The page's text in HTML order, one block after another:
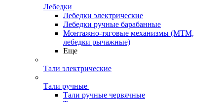
Лебедки
Лебедки электрические
Лебедки ручные барабанные
Монтажно-тяговые механизмы (МТМ,
лебедки рычажные)
Еще
Тали электрические
Тали ручные
Тали ручные червячные